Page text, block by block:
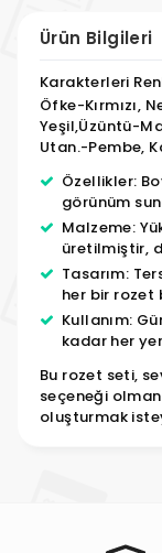
Ürün Bilgileri
Karakterleri
Öfke-Kırmızı,
Yeşil,Üzüntü-
Utan.-Pembe,
Özellikler:
görünüm
Malzeme:
üretilmiştir,
Tasarım:
her bir rozet
Kullanım:
kadar her
Bu rozet seti,
seçeneği
oluşturmak